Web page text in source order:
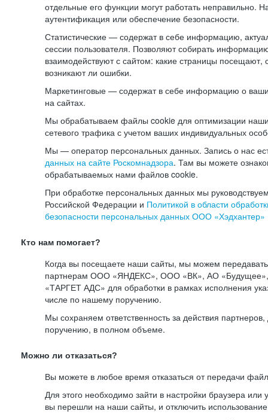
отдельные его функции могут работать неправильно.
аутентификация или обеспечение безопасности.
Статистические — содержат в себе информацию,
сессии пользователя. Позволяют собирать
взаимодействуют с сайтом: какие страницы посещают,
возникают ли ошибки.
Маркетинговые — содержат в себе информацию о
на сайтах.
Мы обрабатываем файлы cookie для оптимизации
сетевого трафика с учетом ваших индивидуальных
Мы — оператор персональных данных. Запись о нас
данных на сайте Роскомнадзора. Там вы можете
обрабатываемых нами файлов cookie.
При обработке персональных данных мы
Российской Федерации и Политикой в области
безопасности персональных данных ООО «Хэдхантер»
Кто нам помогает?
Когда вы посещаете наши сайты, мы можем
партнерам ООО «ЯНДЕКС», ООО «ВК», АО
«ТАРГЕТ АДС» для обработки в рамках исполнения
числе по нашему поручению.
Мы сохраняем ответственность за действия
поручению, в полном объеме.
Можно ли отказаться?
Вы можете в любое время отказаться от передачи
Для этого необходимо зайти в настройки браузера или
вы перешли на наши сайты, и отключить